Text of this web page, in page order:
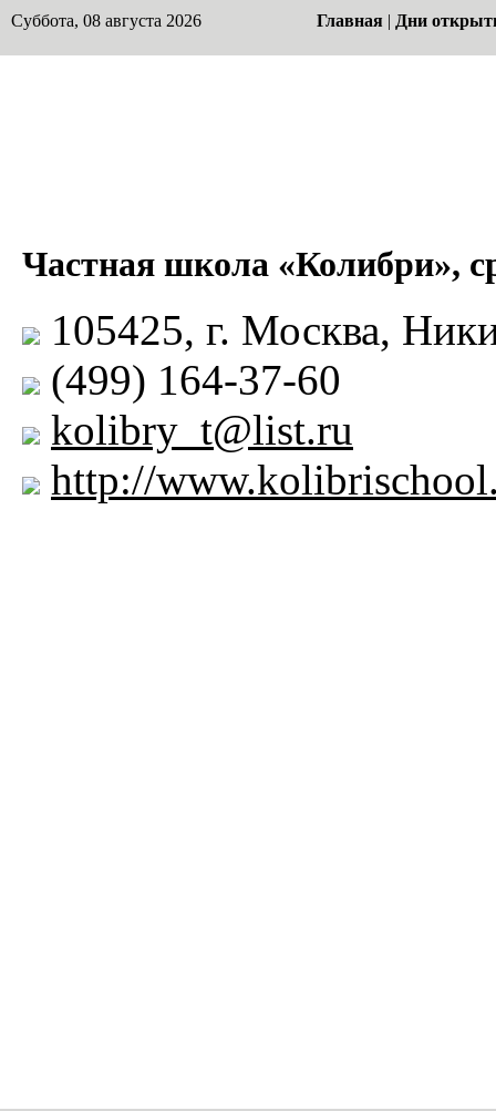
Суббота, 08 августа 2026 Главная | Дни
Частная школа «Колибри»,
105425, г. Москва,
(499) 164-37-60
kolibry_t@list.ru
http://